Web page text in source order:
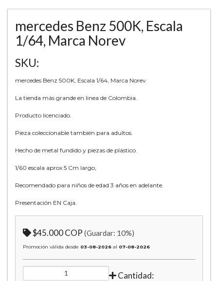
mercedes Benz 500K, Escala
1/64, Marca Norev
SKU:
mercedes Benz 500K, Escala 1/64, Marca Norev
La tienda más grande en linea de Colombia.
Producto licenciado.
Pieza coleccionable también para adultos.
Hecho de metal fundido y piezas de plástico.
1/60 escala aprox 5 Cm largo,
Recomendado para niños de edad 3 años en adelante.
Presentación EN Caja.
$45.000 COP (Guardar: 10%)
Promoción válida desde 03-08-2026 al 07-08-2026
Cantidad: